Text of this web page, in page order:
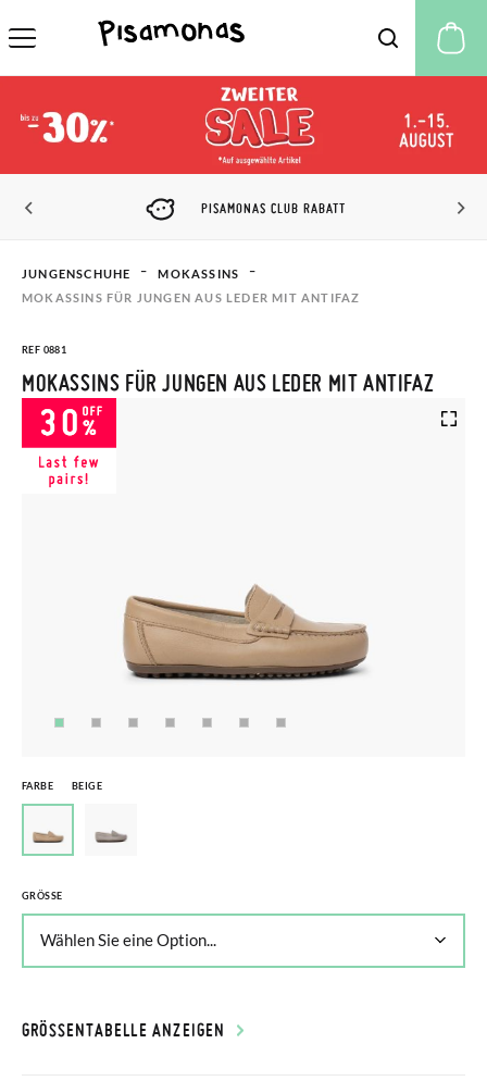
PISAMONAS CLUB RABATT
JUNGENSCHUHE
MOKASSINS
MOKASSINS FÜR JUNGEN AUS LEDER MIT ANTIFAZ
REF 0881
MOKASSINS FÜR JUNGEN AUS LEDER MIT ANTIFAZ
FARBE BEIGE
GRÖSSE
GRÖSSENTABELLE ANZEIGEN